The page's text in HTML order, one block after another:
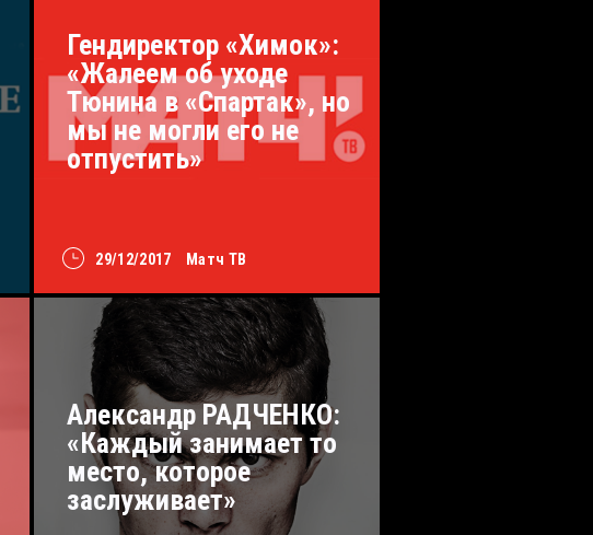
29/12/2017 Матч ТВ
Гендиректор «Химок»:
«Жалеем об уходе
Тюнина в «Спартак», но
мы не могли его не
отпустить»
Александр РАДЧЕНКО:
«Каждый занимает то
место, которое
заслуживает»